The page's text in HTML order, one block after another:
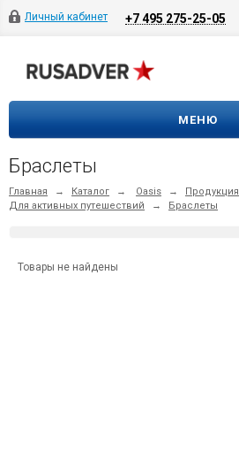
Личный кабинет +7 495 275-25-05
МЕНЮ
Браслеты
Главная → Каталог → Oasis → Продукция
Для активных путешествий
→ Браслеты
Товары не найдены